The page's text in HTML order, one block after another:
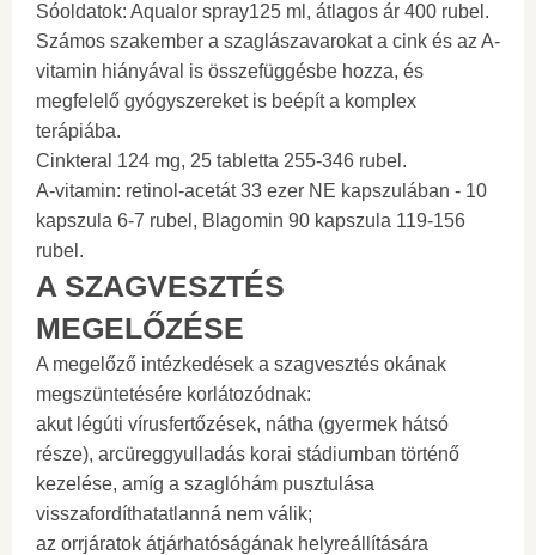
Sóoldatok: Aqualor spray125 ml, átlagos ár 400 rubel.
Számos szakember a szaglászavarokat a cink és az A-
vitamin hiányával is összefüggésbe hozza, és
megfelelő gyógyszereket is beépít a komplex
terápiába.
Cinkteral 124 mg, 25 tabletta 255-346 rubel.
A-vitamin: retinol-acetát 33 ezer NE kapszulában - 10
kapszula 6-7 rubel, Blagomin 90 kapszula 119-156
rubel.
A SZAGVESZTÉS
MEGELŐZÉSE
A megelőző intézkedések a szagvesztés okának
megszüntetésére korlátozódnak:
akut légúti vírusfertőzések, nátha (gyermek hátsó
része), arcüreggyulladás korai stádiumban történő
kezelése, amíg a szaglóhám pusztulása
visszafordíthatatlanná nem válik;
az orrjáratok átjárhatóságának helyreállítására